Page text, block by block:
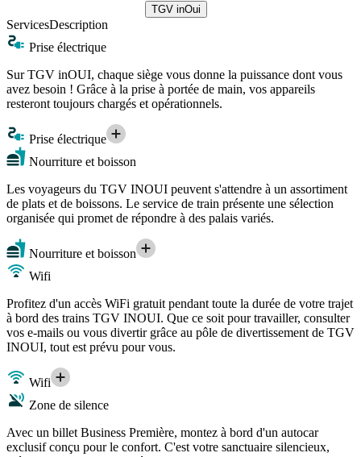
TGV inOui
ServicesDescription
Prise électrique
Sur TGV inOUI, chaque siège vous donne la puissance dont vous
avez besoin ! Grâce à la prise à portée de main, vos appareils
resteront toujours chargés et opérationnels.
Prise électrique
Nourriture et boisson
Les voyageurs du TGV INOUI peuvent s'attendre à un assortiment
de plats et de boissons. Le service de train présente une sélection
organisée qui promet de répondre à des palais variés.
Nourriture et boisson
Wifi
Profitez d'un accès WiFi gratuit pendant toute la durée de votre trajet
à bord des trains TGV INOUI. Que ce soit pour travailler, consulter
vos e-mails ou vous divertir grâce au pôle de divertissement de TGV
INOUI, tout est prévu pour vous.
Wifi
Zone de silence
Avec un billet Business Première, montez à bord d'un autocar
exclusif conçu pour le confort. C'est votre sanctuaire silencieux,